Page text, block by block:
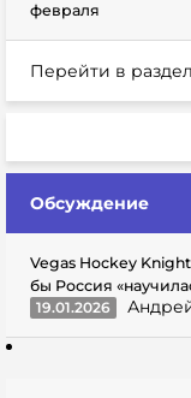
февраля
Перейти в раздел
Обсуждение
Vegas Hockey
бы Россия
19.01.2026